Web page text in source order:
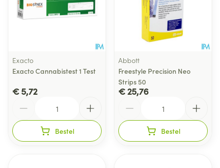
Exacto
Exacto Cannabistest 1 Test
€ 5,72
Bestel
Abbott
Freestyle Precision Neo
Strips 50
€ 25,76
Bestel